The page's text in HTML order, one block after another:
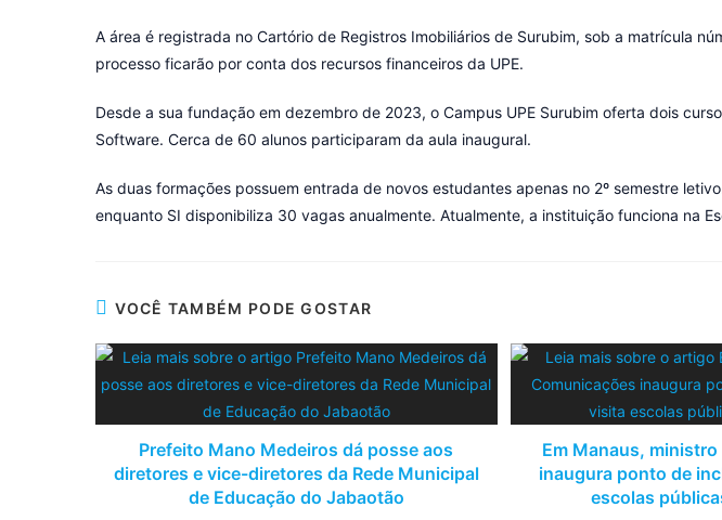
A área é registrada no Cartório de Registros Imobiliários de Surubim, sob a matrícula
processo ficarão por conta dos recursos financeiros da UPE.
Desde a sua fundação em dezembro de 2023, o Campus UPE Surubim oferta dois
Software. Cerca de 60 alunos participaram da aula inaugural.
As duas formações possuem entrada de novos estudantes apenas no 2º semestre
enquanto SI disponibiliza 30 vagas anualmente. Atualmente, a instituição funciona na
VOCÊ TAMBÉM PODE GOSTAR
Prefeito Mano Medeiros dá posse aos
diretores e vice-diretores da Rede Municipal
de Educação do Jabaotão
Em Manaus,
inaugura ponto de
escolas